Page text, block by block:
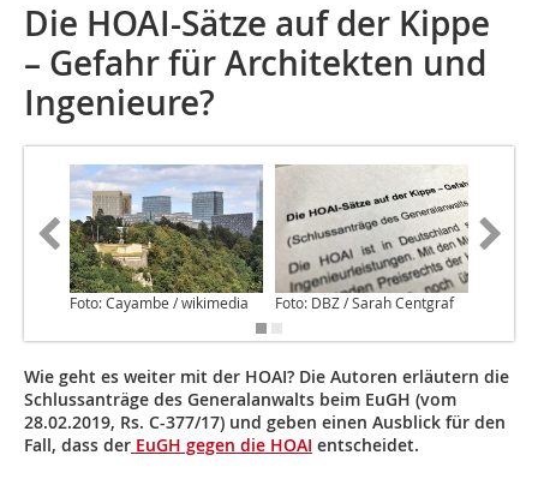
Die HOAI-Sätze auf der Kippe
– Gefahr für Architekten und
Ingenieure?
Foto: Cayambe / wikimedia Foto: DBZ / Sarah Centgraf
Wie geht es weiter mit der HOAI? Die Autoren erläutern die
Schlussanträge des Generalanwalts beim EuGH (vom
28.02.2019, Rs. C-377/17) und geben einen Ausblick für den
Fall, dass der EuGH gegen die HOAI entscheidet.